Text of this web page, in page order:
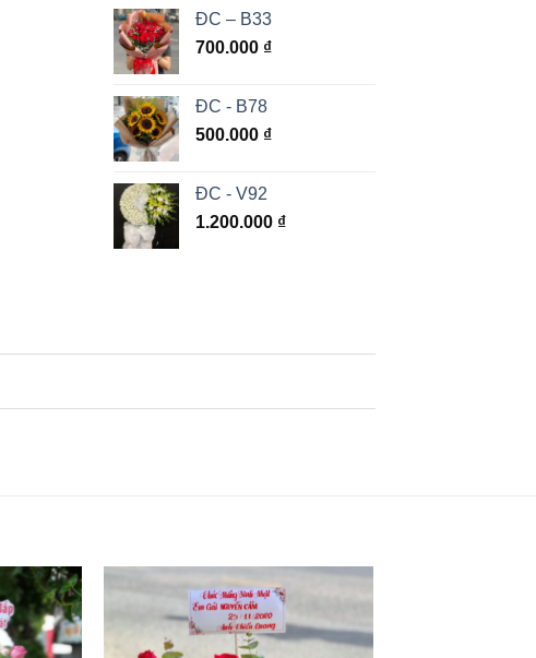
ĐC – B33
700.000 ₫
ĐC - B78
500.000 ₫
ĐC - V92
1.200.000 ₫